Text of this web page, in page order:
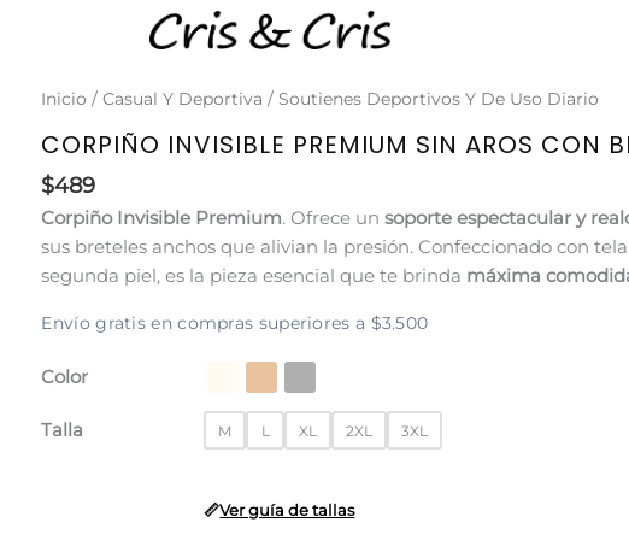
Inicio /Casual Y Deportiva / Soutienes Deportivos Y De Uso Diario
CORPIÑO INVISIBLE PREMIUM SIN AROS CON
$489
Corpiño Invisible Premium. Ofrece unsoporte espectacular y
sus breteles anchos que alivian la presión. Confeccionado con
segunda piel, es la pieza esencial que te brinda máxima
Envío gratis en compras superiores a $3.500
Color
Talla M L XL 2XL 3XL
Ver guía de tallas